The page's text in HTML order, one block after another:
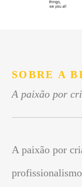
SOBRE A
A paixão por
A paixão por